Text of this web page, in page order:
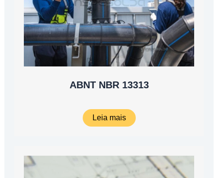
ABNT NBR 13313
Leia mais